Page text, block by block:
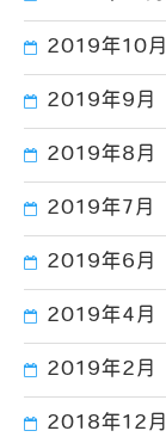
2019年10月
2019年9月
2019年8月
2019年7月
2019年6月
2019年4月
2019年2月
2018年12月